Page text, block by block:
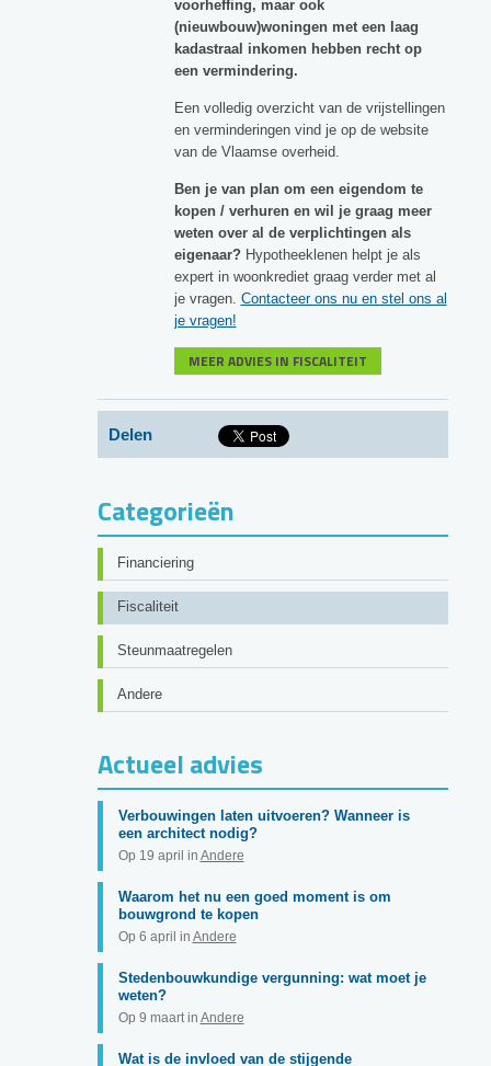
voorheffing, maar ook
(nieuwbouw)woningen met een laag
kadastraal inkomen hebben recht op
een vermindering.
Een volledig overzicht van de vrijstellingen
en verminderingen vind je op de website
van de Vlaamse overheid.
Ben je van plan om een eigendom te
kopen / verhuren en wil je graag meer
weten over al de verplichtingen als
eigenaar? Hypotheeklenen helpt je als
expert in woonkrediet graag verder met al
je vragen. Contacteer ons nu en stel ons al
je vragen!
MEER ADVIES IN FISCALITEIT
Delen
Categorieën
Financiering
Fiscaliteit
Steunmaatregelen
Andere
Actueel advies
Verbouwingen laten uitvoeren? Wanneer is
een architect nodig?
Op 19 april in Andere
Waarom het nu een goed moment is om
bouwgrond te kopen
Op 6 april in Andere
Stedenbouwkundige vergunning: wat moet je
weten?
Op 9 maart in Andere
Wat is de invloed van de stijgende